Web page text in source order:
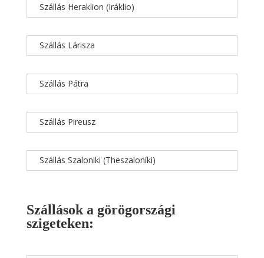
Szállás Heraklion (Iráklio)
Szállás Lárisza
Szállás Pátra
Szállás Pireusz
Szállás Szaloniki (Theszaloníki)
Szállások a görögországi
szigeteken: